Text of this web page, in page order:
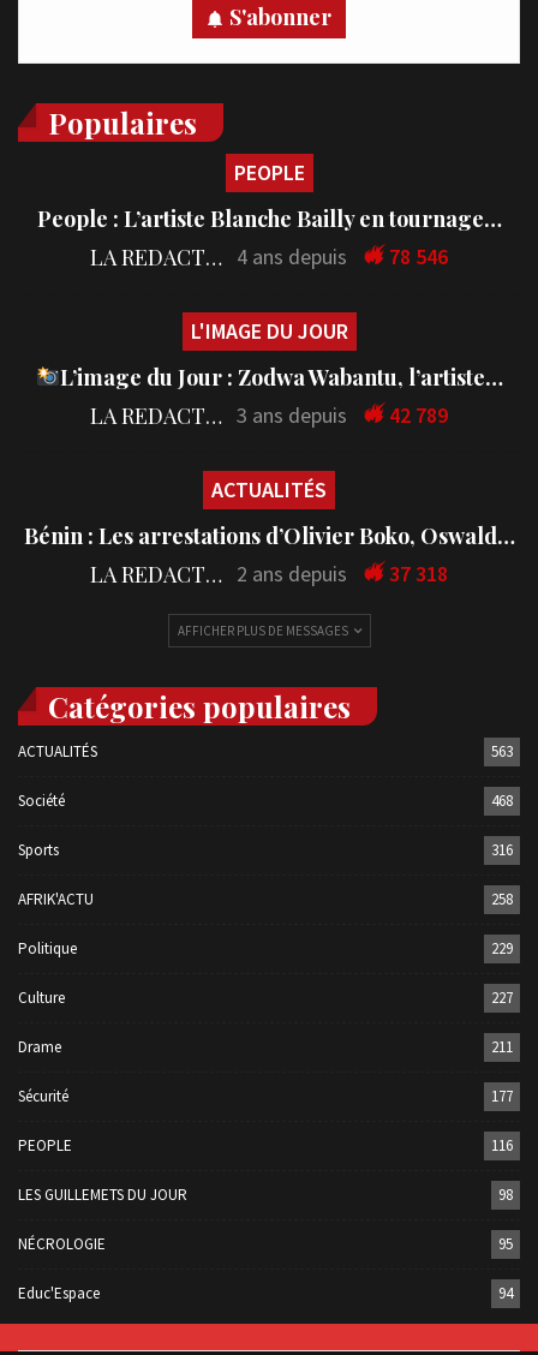
S'abonner
Populaires
PEOPLE
People : L’artiste Blanche Bailly en tournage…
LA REDACTION 4 ans depuis 78 546
L'IMAGE DU JOUR
L’image du Jour : Zodwa Wabantu, l’artiste…
LA REDACTION 3 ans depuis 42 789
ACTUALITÉS
Bénin : Les arrestations d’Olivier Boko, Oswald…
LA REDACTION 2 ans depuis 37 318
AFFICHER PLUS DE MESSAGES
Catégories populaires
ACTUALITÉS 563
Société 468
Sports 316
AFRIK'ACTU 258
Politique 229
Culture 227
Drame 211
Sécurité 177
PEOPLE 116
LES GUILLEMETS DU JOUR 98
NÉCROLOGIE 95
Educ'Espace 94